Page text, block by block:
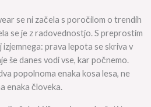
se ni začela s poročilom o trendih
se je z radovednostjo. S preprostim
izjemnega: prava lepota se skriva v
še danes vodi vse, kar počnemo.
popolnoma enaka kosa lesa, ne
enaka človeka.